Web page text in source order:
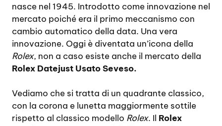
nasce nel 1945. Introdotto come innovazione nel
mercato poiché era il primo meccanismo con
cambio automatico della data. Una vera
innovazione. Oggi è diventata un’icona della
Rolex, non a caso esiste anche il mercato della
Rolex Datejust Usato Seveso.
Vediamo che si tratta di un quadrante classico,
con la corona e lunetta maggiormente sottile
rispetto al classico modello Rolex. Il Rolex